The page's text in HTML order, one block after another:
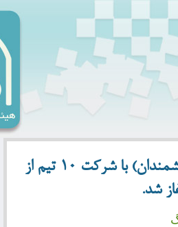
مسابقات لیگ برتر شطرنج آقایان (جام اندیشمندان) با شرکت 10 تیم از